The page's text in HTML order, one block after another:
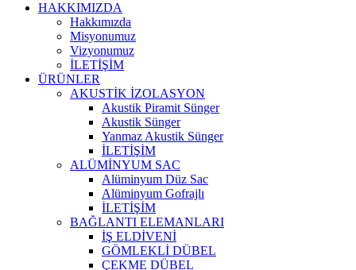
HAKKIMIZDA
Hakkımızda
Misyonumuz
Vizyonumuz
İLETİŞİM
ÜRÜNLER
AKUSTİK İZOLASYON
Akustik Piramit Sünger
Akustik Sünger
Yanmaz Akustik Sünger
İLETİŞİM
ALÜMİNYUM SAC
Alüminyum Düz Sac
Alüminyum Gofrajlı
İLETİŞİM
BAĞLANTI ELEMANLARI
İŞ ELDİVENİ
GÖMLEKLİ DÜBEL
ÇEKME DÜBEL